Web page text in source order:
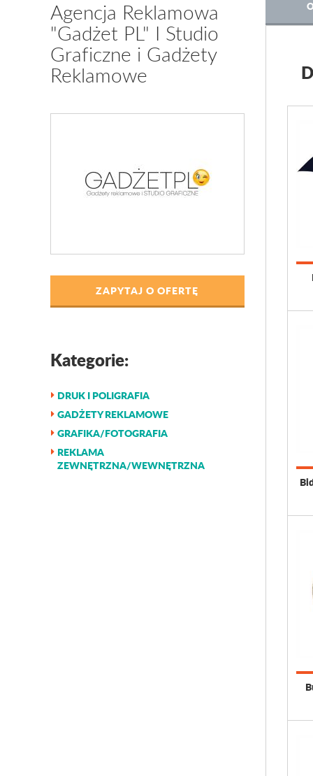
Agencja Reklamowa
"Gadżet PL" I Studio
Graficzne i Gadżety
Reklamowe
ZAPYTAJ O OFERTĘ
Kategorie:
DRUK I POLIGRAFIA
GADŻETY REKLAMOWE
GRAFIKA/FOTOGRAFIA
REKLAMA
ZEWNĘTRZNA/WEWNĘTRZNA